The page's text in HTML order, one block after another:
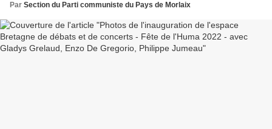
Par Section du Parti communiste du Pays de Morlaix